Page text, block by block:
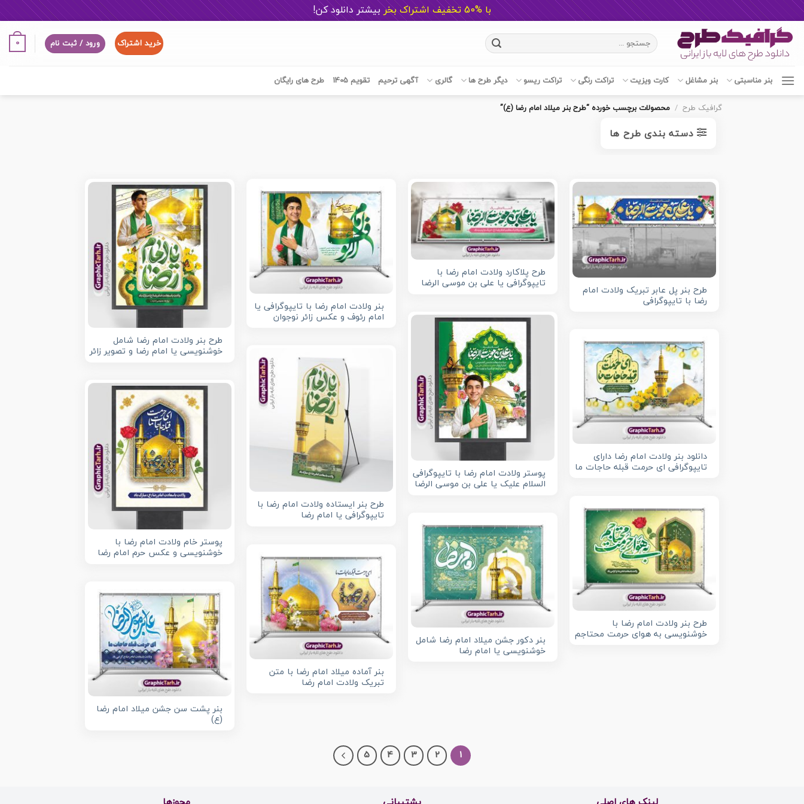
با %50 تخفیف اشتراک بخر بیشتر دانلود کن!
content
جستجو
برای:
خرید اشتراک ورود / ثبت نام 0
بنر مناسبتی بنر مشاغل کارت ویزیت تراکت رنگی تراکت ریسو دیگر طرح ها گالری آگهی ترحیم تقویم 1405 طرح های رایگان
گرافیک طرح / محصولات برچسب خورده “طرح بنر میلاد امام رضا (ع)”
دسته بندی طرح ها
طرح بنر پل عابر تبریک ولادت امام
رضا با تایپوگرافی
طرح پلاکارد ولادت امام رضا با
تایپوگرافی یا علی بن موسی الرضا
بنر ولادت امام رضا با تایپوگرافی یا
امام رئوف و عکس زائر نوجوان
طرح بنر ولادت امام رضا شامل
خوشنویسی یا امام رضا و تصویر زائر
پوستر ولادت امام رضا با تایپوگرافی
السلام علیک یا علی بن موسی الرضا
دانلود بنر ولادت امام رضا دارای
تایپوگرافی ای حرمت قبله حاجات ما
طرح بنر ایستاده ولادت امام رضا با
تایپوگرافی یا امام رضا
پوستر خام ولادت امام رضا با
خوشنویسی و عکس حرم امام رضا
طرح بنر ولادت امام رضا با
خوشنویسی به هوای حرمت محتاجم
بنر دکور جشن میلاد امام رضا شامل
خوشنویسی یا امام رضا
بنر آماده میلاد امام رضا با متن
تبریک ولادت امام رضا
بنر پشت سن جشن میلاد امام رضا
(ع)
1
2
3
4
5